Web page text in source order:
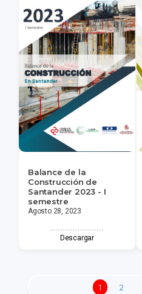
Balance de la
Construcción de
Santander 2023 - I
semestre
Agosto 28, 2023
Descargar
1 2